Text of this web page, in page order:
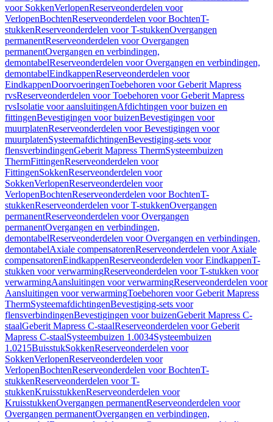
voor SokkenVerlopenReserveonderdelen voor
VerlopenBochtenReserveonderdelen voor BochtenT-
stukkenReserveonderdelen voor T-stukkenOvergangen
permanentReserveonderdelen voor Overgangen
permanentOvergangen en verbindingen,
demontabelReserveonderdelen voor Overgangen en verbindingen,
demontabelEindkappenReserveonderdelen voor
EindkappenDoorvoeringenToebehoren voor Geberit Mapress
rvsReserveonderdelen voor Toebehoren voor Geberit Mapress
rvsIsolatie voor aansluitingenAfdichtingen voor buizen en
fittingenBevestigingen voor buizenBevestigingen voor
muurplatenReserveonderdelen voor Bevestigingen voor
muurplatenSysteemafdichtingenBevestiging-sets voor
flensverbindingenGeberit Mapress ThermSysteembuizen
ThermFittingenReserveonderdelen voor
FittingenSokkenReserveonderdelen voor
SokkenVerlopenReserveonderdelen voor
VerlopenBochtenReserveonderdelen voor BochtenT-
stukkenReserveonderdelen voor T-stukkenOvergangen
permanentReserveonderdelen voor Overgangen
permanentOvergangen en verbindingen,
demontabelReserveonderdelen voor Overgangen en verbindingen,
demontabelAxiale compensatorenReserveonderdelen voor Axiale
compensatorenEindkappenReserveonderdelen voor EindkappenT-
stukken voor verwarmingReserveonderdelen voor T-stukken voor
verwarmingAansluitingen voor verwarmingReserveonderdelen voor
Aansluitingen voor verwarmingToebehoren voor Geberit Mapress
ThermSysteemafdichtingenBevestiging-sets voor
flensverbindingenBevestigingen voor buizenGeberit Mapress C-
staalGeberit Mapress C-staalReserveonderdelen voor Geberit
Mapress C-staalSysteembuizen 1.0034Systeembuizen
1.0215BuisstukSokkenReserveonderdelen voor
SokkenVerlopenReserveonderdelen voor
VerlopenBochtenReserveonderdelen voor BochtenT-
stukkenReserveonderdelen voor T-
stukkenKruisstukkenReserveonderdelen voor
KruisstukkenOvergangen permanentReserveonderdelen voor
Overgangen permanentOvergangen en verbindingen,